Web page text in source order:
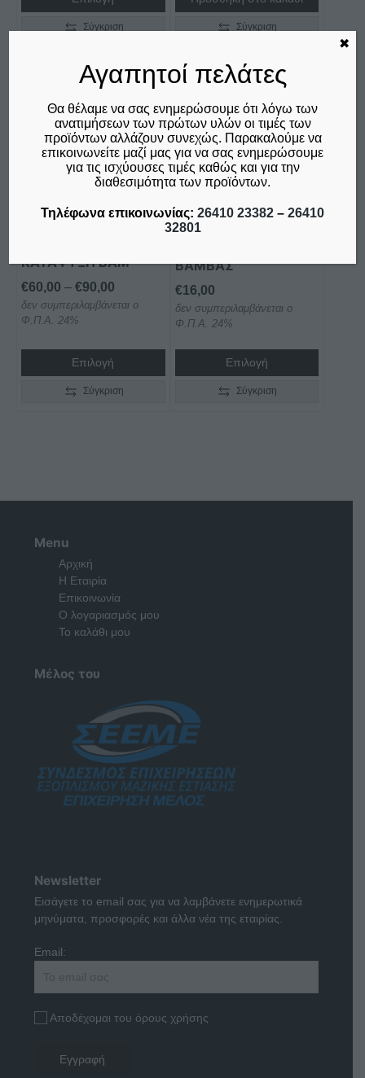
Σύγκριση Σύγκριση
ΘΕΡΜΟΣΤΑΤΗΣ
ΚΑΤΑΨΥΞΗ ΒΑΜ
€60,00 – €90,00
range:
δεν συμπεριλαμβάνεται ο
Φ.Π.Α. 24%
Επιλογή
προϊόν
πολλαπλές
επιλεγούν
στη
προϊόντος
Σύγκριση
ΣΧΑΡΕΣ
ΠΛΑΣΤΙΚΟΠΟΙΗΜΕΝΕΣ
BAMΒΑΣ
€16,00
δεν συμπεριλαμβάνεται ο
Φ.Π.Α. 24%
Επιλογή
Αυτό
το
προϊόν
έχει
πολλαπλές
Οι
επιλεγούν
στη
προϊόντος
Σύγκριση
Menu
Αρχική
Η Εταιρία
Επικοινωνία
Ο λογαριασμός μου
Το καλάθι μου
Μέλος του
Newsletter
Εισάγετε το email σας για να λαμβάνετε ενημερωτικά
μηνύματα, προσφορές και άλλα νέα της εταιρίας.
Email:
Αποδέχομαι του όρους χρήσης
Αγαπητοί πελάτες
Θα θέλαμε να σας ενημερώσουμε ότι λόγω των
ανατιμήσεων των πρώτων υλών οι τιμές των
προϊόντων αλλάζουν συνεχώς. Παρακαλούμε να
επικοινωνείτε μαζί μας για να σας ενημερώσουμε
για τις ισχύουσες τιμές καθώς και για την
διαθεσιμότητα των προϊόντων.
Τηλέφωνα επικοινωνίας: 26410 23382 – 26410
32801
✖